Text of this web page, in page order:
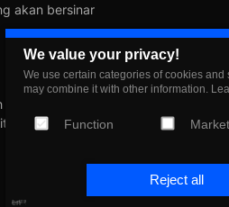
We value your privacy!
We use certain categories of cookies
may combine it with other information.
Function
Reject all
akan bersinar
terhenti
dan